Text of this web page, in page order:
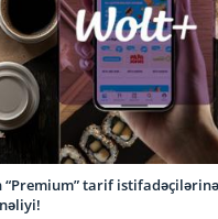
“Premium” tarif